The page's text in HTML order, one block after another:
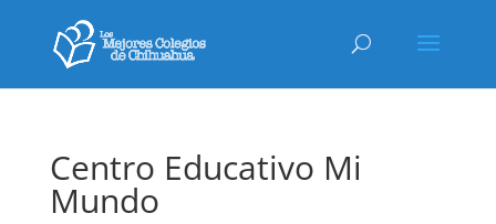
Centro Educativo Mi
Mundo